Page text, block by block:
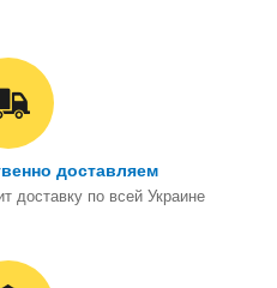
доставляем
доставку по всей Украине